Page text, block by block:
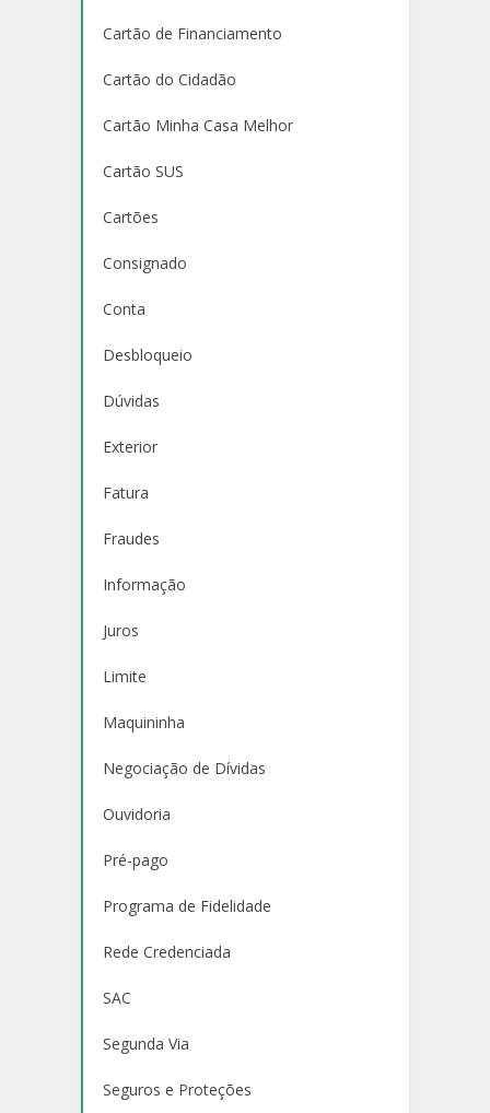
Cartão de Financiamento
Cartão do Cidadão
Cartão Minha Casa Melhor
Cartão SUS
Cartões
Consignado
Conta
Desbloqueio
Dúvidas
Exterior
Fatura
Fraudes
Informação
Juros
Limite
Maquininha
Negociação de Dívidas
Ouvidoria
Pré-pago
Programa de Fidelidade
Rede Credenciada
SAC
Segunda Via
Seguros e Proteções